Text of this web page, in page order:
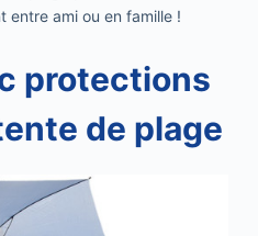
entre ami ou en famille !
protections
de plage